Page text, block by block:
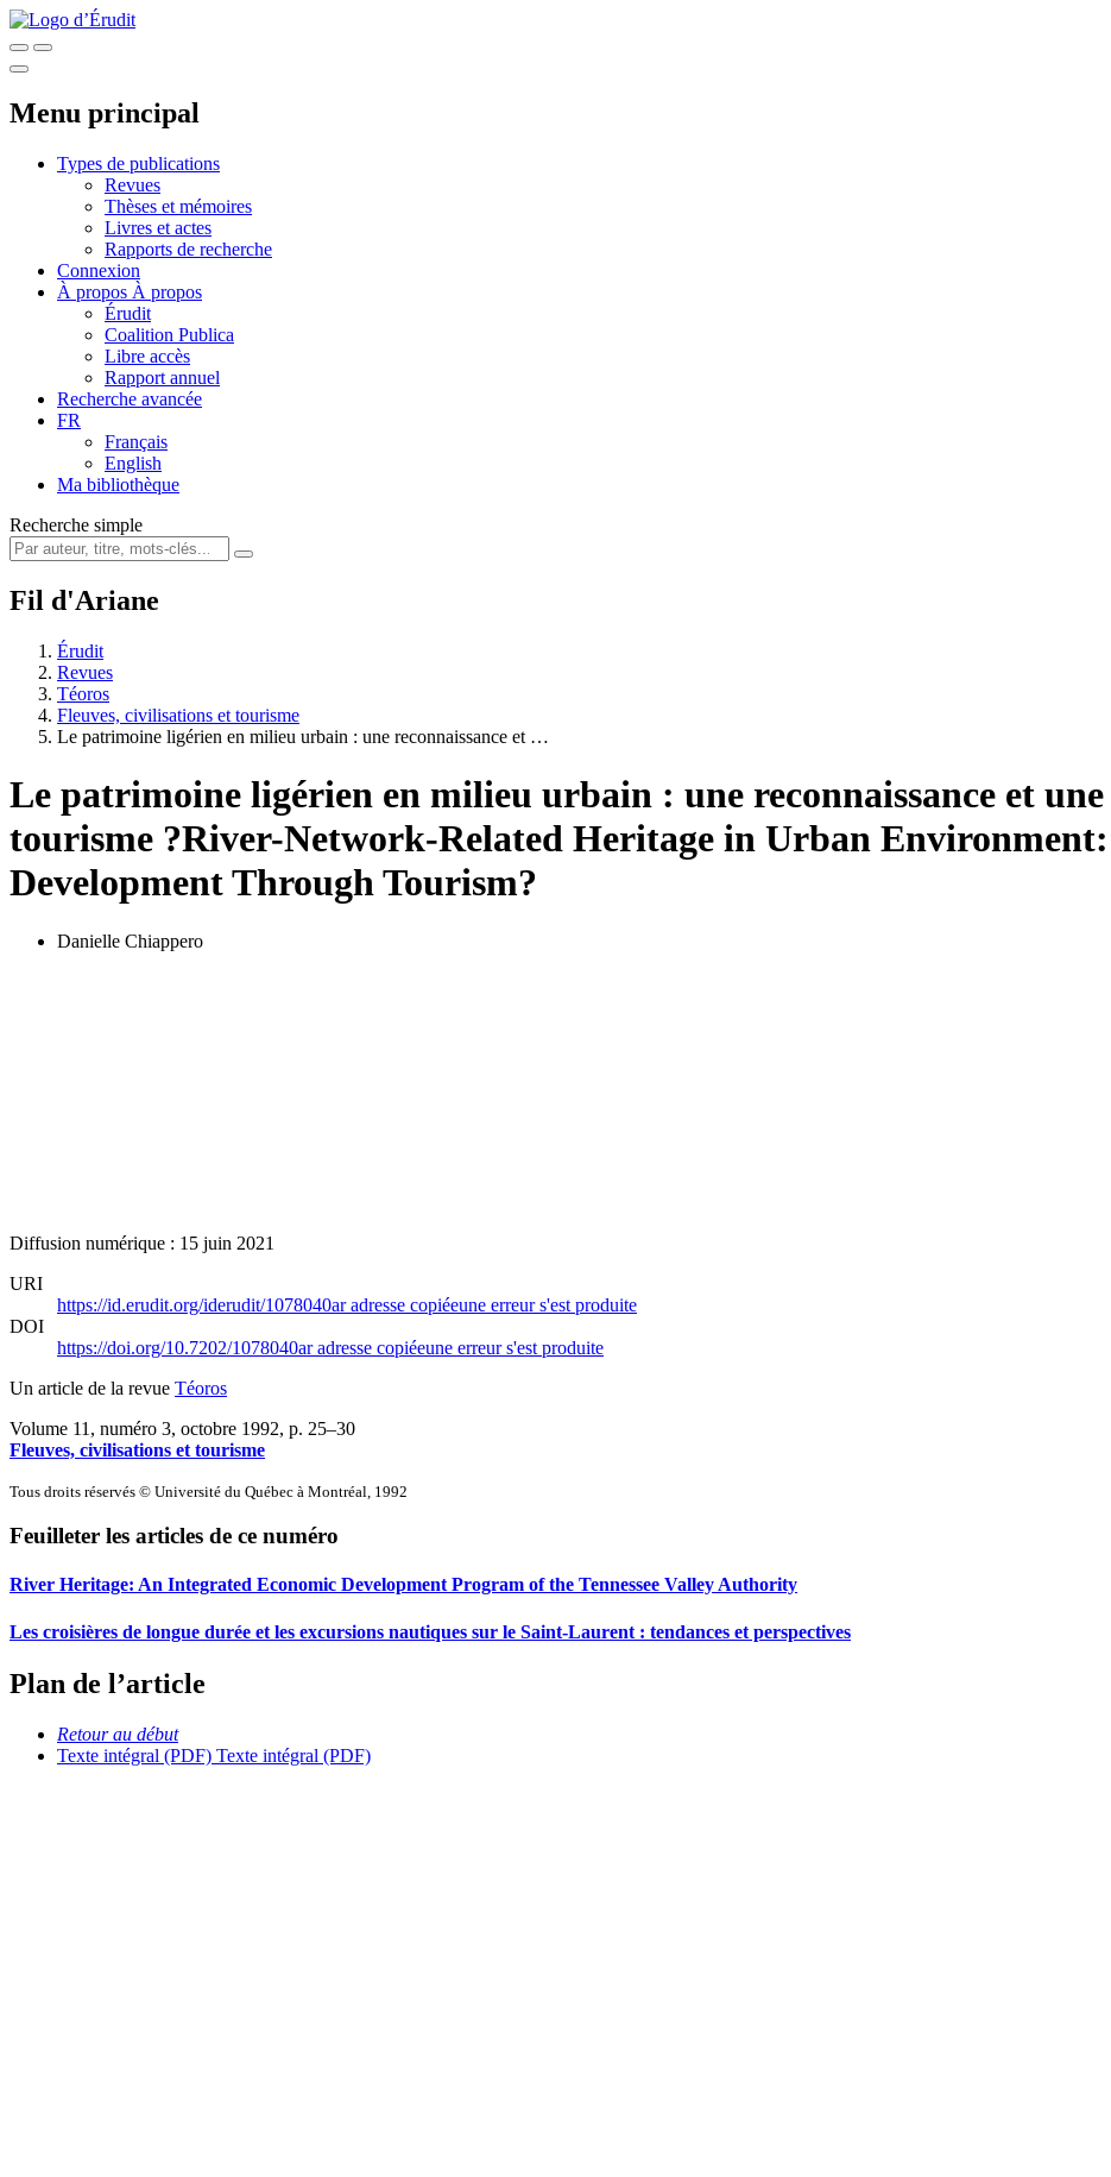
Menu principal
Types de publications
Revues
Thèses et mémoires
Livres et actes
Rapports de recherche
Connexion
À propos À propos
Érudit
Coalition Publica
Libre accès
Rapport annuel
Recherche avancée
FR
Français
English
Ma bibliothèque
Recherche simple
Fil d'Ariane
Érudit
Revues
Téoros
Fleuves, civilisations et tourisme
Le patrimoine ligérien en milieu urbain : une reconnaissance et …
Le patrimoine ligérien en milieu urbain : une reconnaissance et
tourisme ?River-Network-Related Heritage in Urban
Development Through Tourism?
Danielle Chiappero
Diffusion numérique : 15 juin 2021
URI
https://id.erudit.org/iderudit/1078040aradresse copiéeune erreur s'est produite
DOI
https://doi.org/10.7202/1078040aradresse copiéeune erreur s'est produite
Un article de la revue Téoros
Volume 11, numéro 3, octobre 1992, p. 25–30
Fleuves, civilisations et tourisme
Tous droits réservés © Université du Québec à Montréal, 1992
Feuilleter les articles de ce numéro
River Heritage: An Integrated Economic Development Program of the Tennessee Valley Authority
Les croisières de longue durée et les excursions nautiques sur le Saint-Laurent : tendances et perspectives
Plan de l’article
Retour au début
Texte intégral (PDF) Texte intégral (PDF)